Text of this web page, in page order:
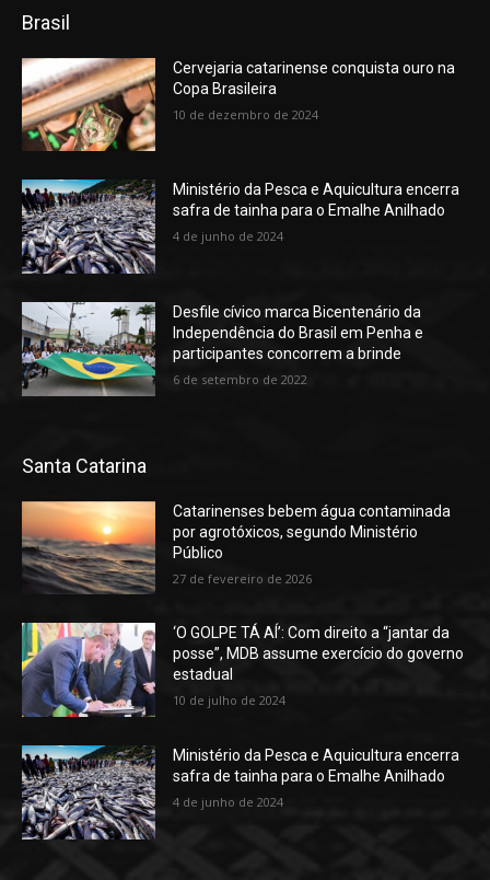
Brasil
Cervejaria catarinense conquista ouro na
Copa Brasileira
10 de dezembro de 2024
Ministério da Pesca e Aquicultura encerra
safra de tainha para o Emalhe Anilhado
4 de junho de 2024
Desfile cívico marca Bicentenário da
Independência do Brasil em Penha e
participantes concorrem a brinde
6 de setembro de 2022
Santa Catarina
Catarinenses bebem água contaminada
por agrotóxicos, segundo Ministério
Público
27 de fevereiro de 2026
‘O GOLPE TÁ AÍ’: Com direito a “jantar da
posse”, MDB assume exercício do governo
estadual
10 de julho de 2024
Ministério da Pesca e Aquicultura encerra
safra de tainha para o Emalhe Anilhado
4 de junho de 2024